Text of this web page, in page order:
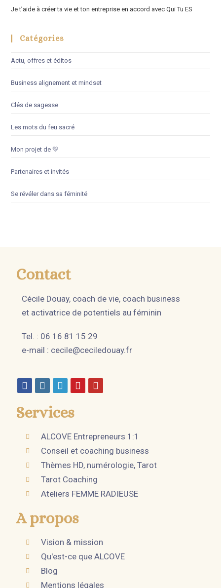
Je t’aide à créer ta vie et ton entreprise en accord avec Qui Tu ES
Catégories
Actu, offres et éditos
Business alignement et mindset
Clés de sagesse
Les mots du feu sacré
Mon projet de 💛
Partenaires et invités
Se révéler dans sa féminité
Contact
Cécile Douay, coach de vie, coach business
et activatrice de potentiels au féminin
Tel. : 06 16 81 15 29
e-mail : cecile@ceciledouay.fr
Services
ALCOVE Entrepreneurs 1:1
Conseil et coaching business
Thèmes HD, numérologie, Tarot
Tarot Coaching
Ateliers FEMME RADIEUSE
A propos
Vision & mission
Qu'est-ce que ALCOVE
Blog
Mentions légales